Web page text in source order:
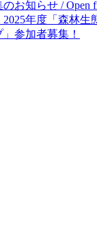
お知らせ / Open
2025年度「森林
参加者募集！